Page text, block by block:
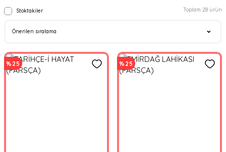
Stoktakiler Toplam 28 ürün
%25 %25